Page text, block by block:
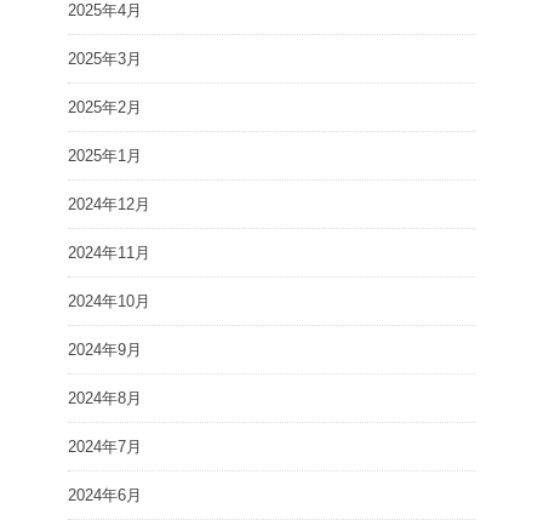
2025年4月
2025年3月
2025年2月
2025年1月
2024年12月
2024年11月
2024年10月
2024年9月
2024年8月
2024年7月
2024年6月